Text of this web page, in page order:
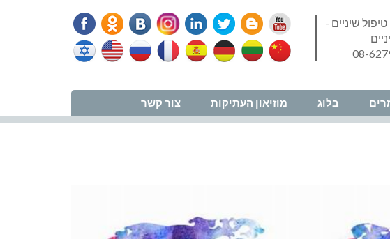
שיניים -
בלוג מוזיאון העתיקות צור קשר